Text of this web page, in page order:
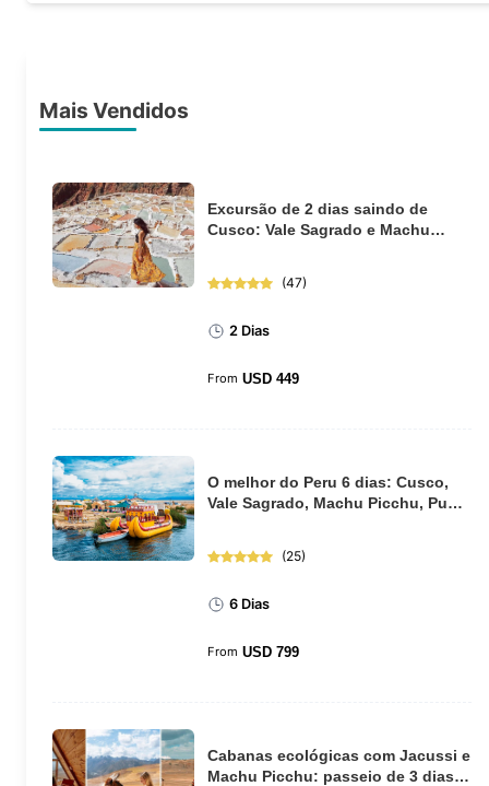
Mais Vendidos
Excursão de 2 dias saindo de
Cusco: Vale Sagrado e Machu
(47)
2 Dias
From USD 449
O melhor do Peru 6 dias: Cusco,
Vale Sagrado, Machu Picchu, Puno
(25)
6 Dias
From USD 799
Cabanas ecológicas com Jacussi e
Machu Picchu: passeio de 3 dias